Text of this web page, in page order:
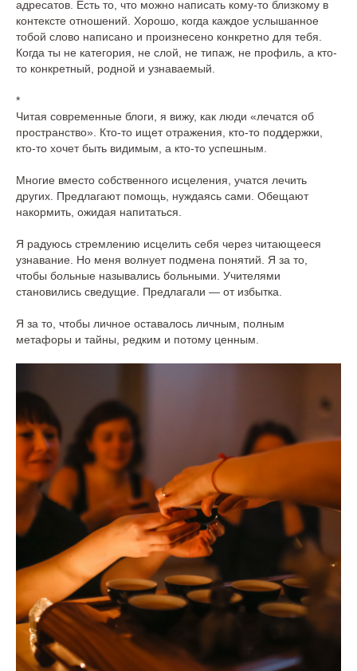
адресатов. Есть то, что можно написать кому-то близкому в
контексте отношений. Хорошо, когда каждое услышанное
тобой слово написано и произнесено конкретно для тебя.
Когда ты не категория, не слой, не типаж, не профиль, а кто-
то конкретный, родной и узнаваемый.
*
Читая современные блоги, я вижу, как люди «лечатся об
пространство». Кто-то ищет отражения, кто-то поддержки,
кто-то хочет быть видимым, а кто-то успешным.
Многие вместо собственного исцеления, учатся лечить
других. Предлагают помощь, нуждаясь сами. Обещают
накормить, ожидая напитаться.
Я радуюсь стремлению исцелить себя через читающееся
узнавание. Но меня волнует подмена понятий. Я за то,
чтобы больные назывались больными. Учителями
становились сведущие. Предлагали — от избытка.
Я за то, чтобы личное оставалось личным, полным
метафоры и тайны, редким и потому ценным.